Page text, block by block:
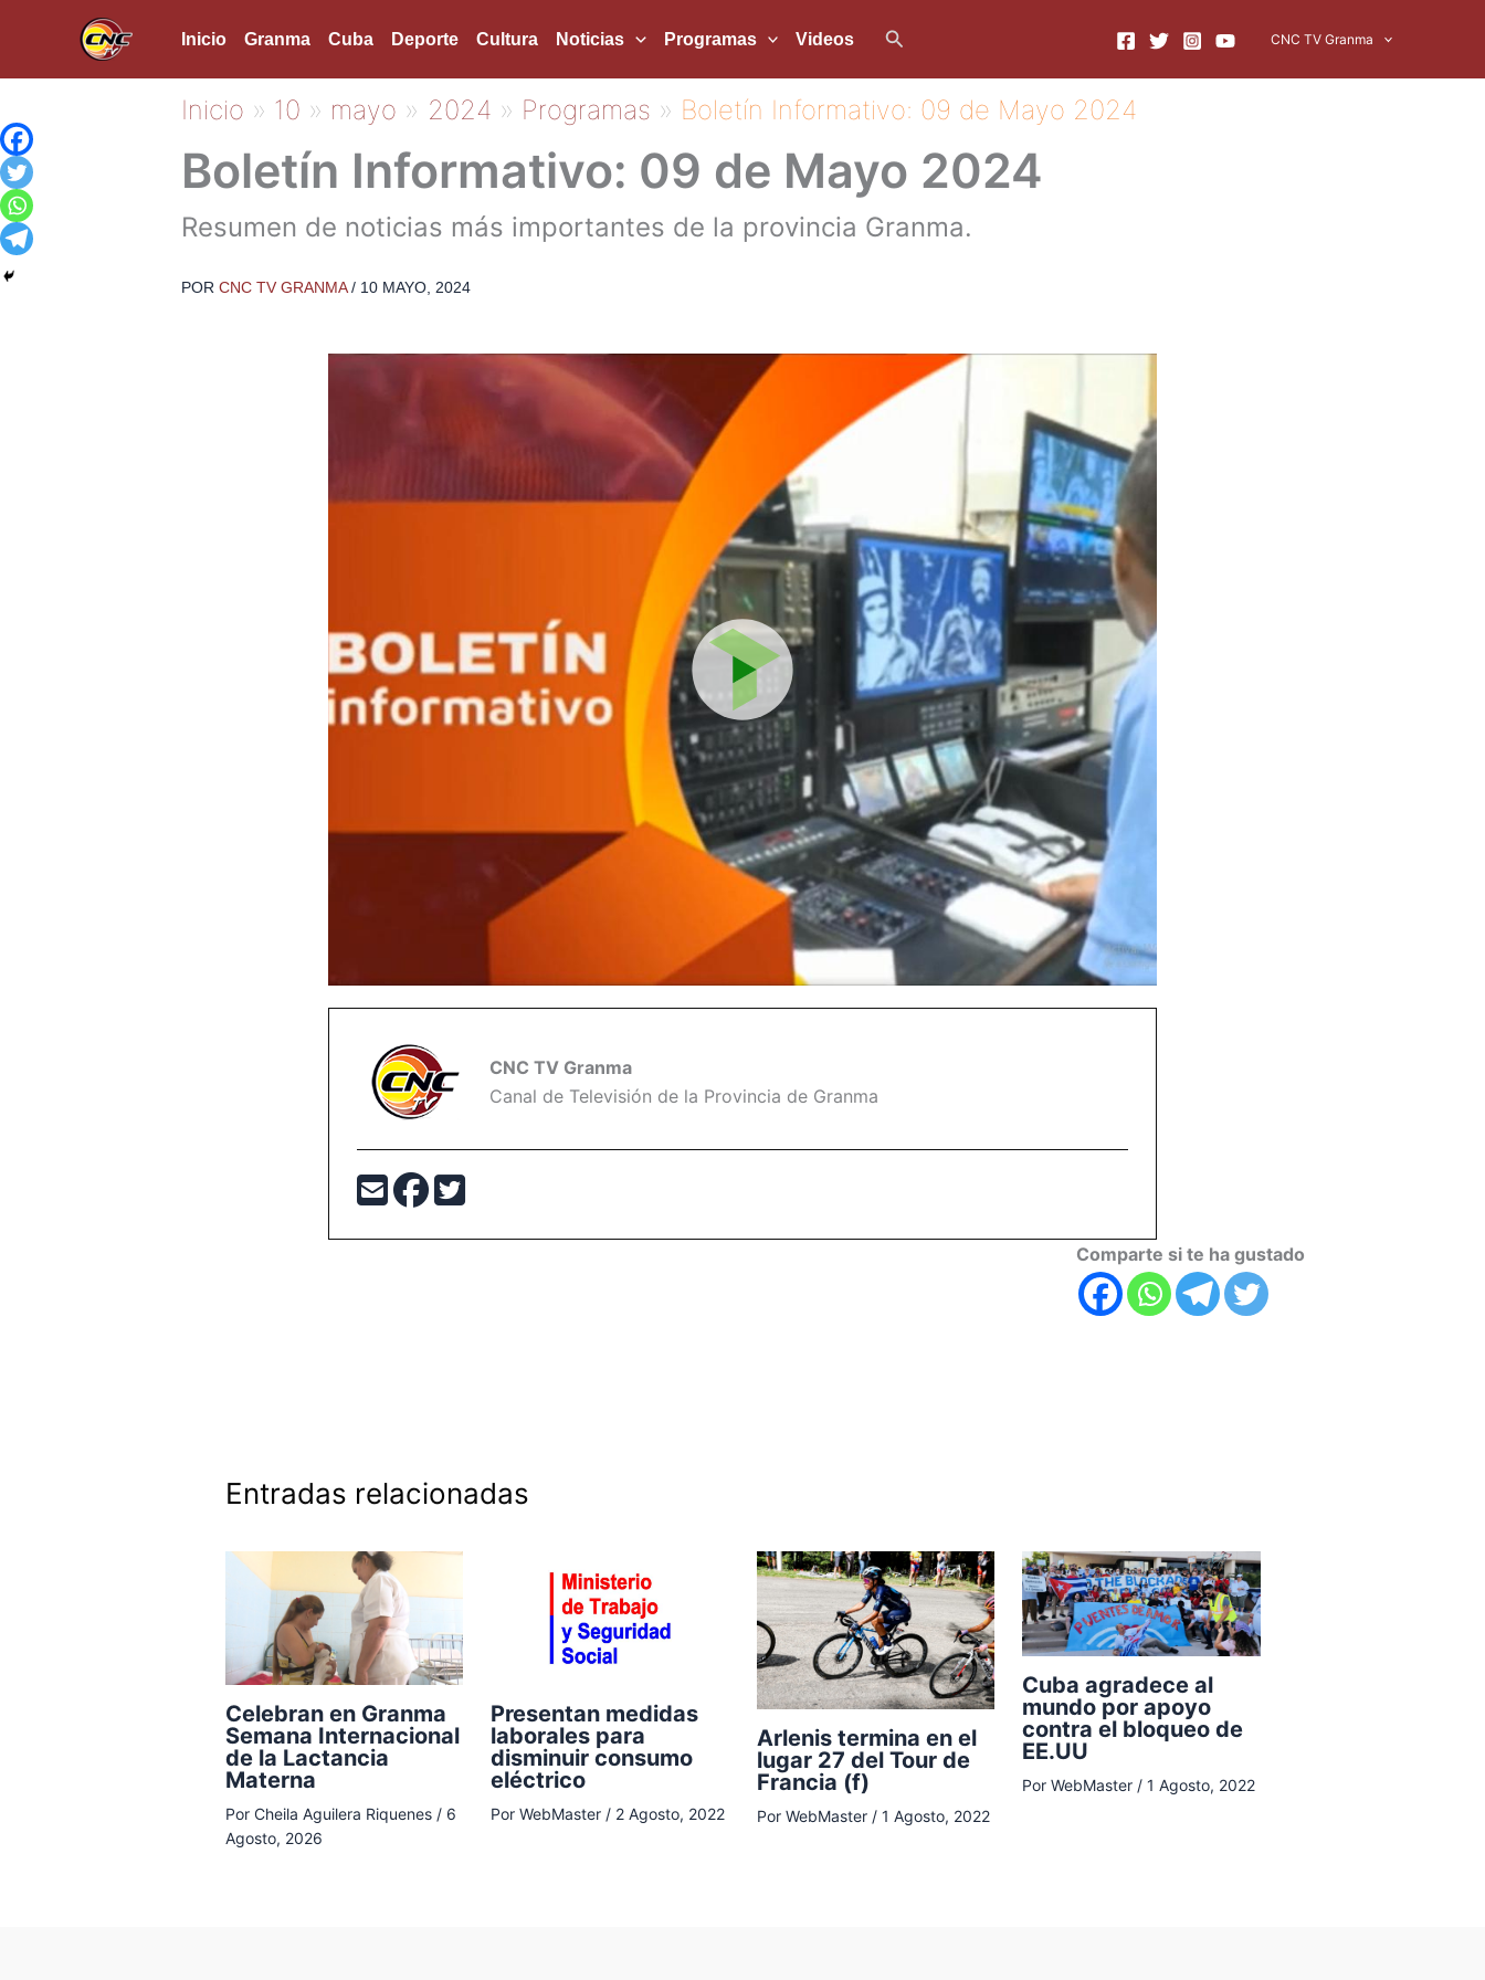
Inicio Granma Cuba Deporte Cultura Noticias Programas Videos Buscar CNC TV Granma
Inicio 10 mayo 2024 Programas Boletín Informativo: 09 de Mayo 2024
Boletín Informativo: 09 de Mayo 2024
Resumen de noticias más importantes de la provincia Granma.
POR CNC TV GRANMA/ 10 MAYO, 2024
CNC TV Granma
Canal de Televisión de la Provincia de Granma
Comparte si te ha gustado
Entradas relacionadas
Celebran en Granma
Semana Internacional
de la Lactancia
Materna
Por Cheila Aguilera Riquenes / 6
Agosto, 2026
Presentan medidas
laborales para
disminuir consumo
eléctrico
Por WebMaster / 2 Agosto, 2022
Arlenis termina en el
lugar 27 del Tour de
Francia (f)
Por WebMaster / 1 Agosto, 2022
Cuba agradece al
mundo por apoyo
contra el bloqueo de
EE.UU
Por WebMaster / 1 Agosto, 2022